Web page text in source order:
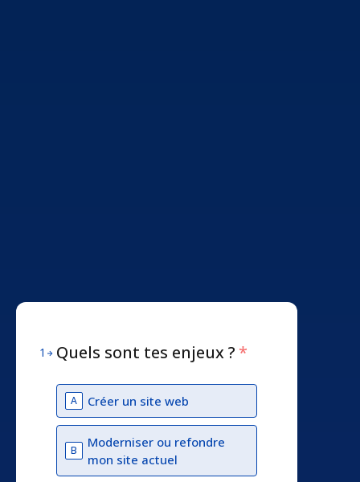
1 Quels sont tes enjeux ? *
A Créer un site web
B
Moderniser ou refondre
mon site actuel